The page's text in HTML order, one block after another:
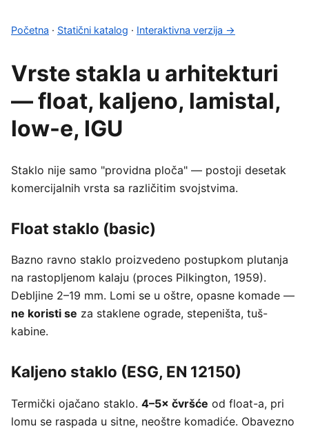
Početna · Statični katalog · Interaktivna verzija →
Vrste stakla u arhitekturi
— float, kaljeno, lamistal,
low-e, IGU
Staklo nije samo "providna ploča" — postoji desetak
komercijalnih vrsta sa različitim svojstvima.
Float staklo (basic)
Bazno ravno staklo proizvedeno postupkom plutanja
na rastopljenom kalaju (proces Pilkington, 1959).
Debljine 2–19 mm. Lomi se u oštre, opasne komade —
ne koristi se za staklene ograde, stepeništa, tuš-
kabine.
Kaljeno staklo (ESG, EN 12150)
Termički ojačano staklo. 4–5× čvršće od float-a, pri
lomu se raspada u sitne, neoštre komadiće. Obavezno